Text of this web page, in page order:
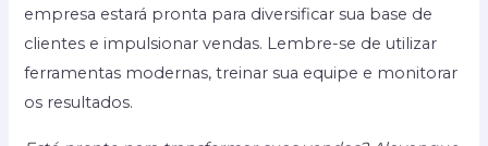
empresa estará pronta para diversificar sua base de
clientes e impulsionar vendas. Lembre-se de utilizar
ferramentas modernas, treinar sua equipe e monitorar
os resultados.